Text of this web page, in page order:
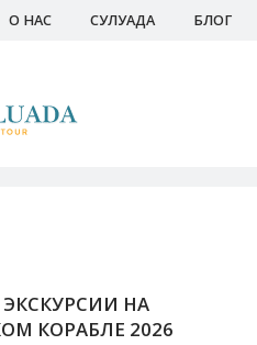
О НАС СУЛУАДА БЛОГ
НА
КОРАБЛЕ 2026